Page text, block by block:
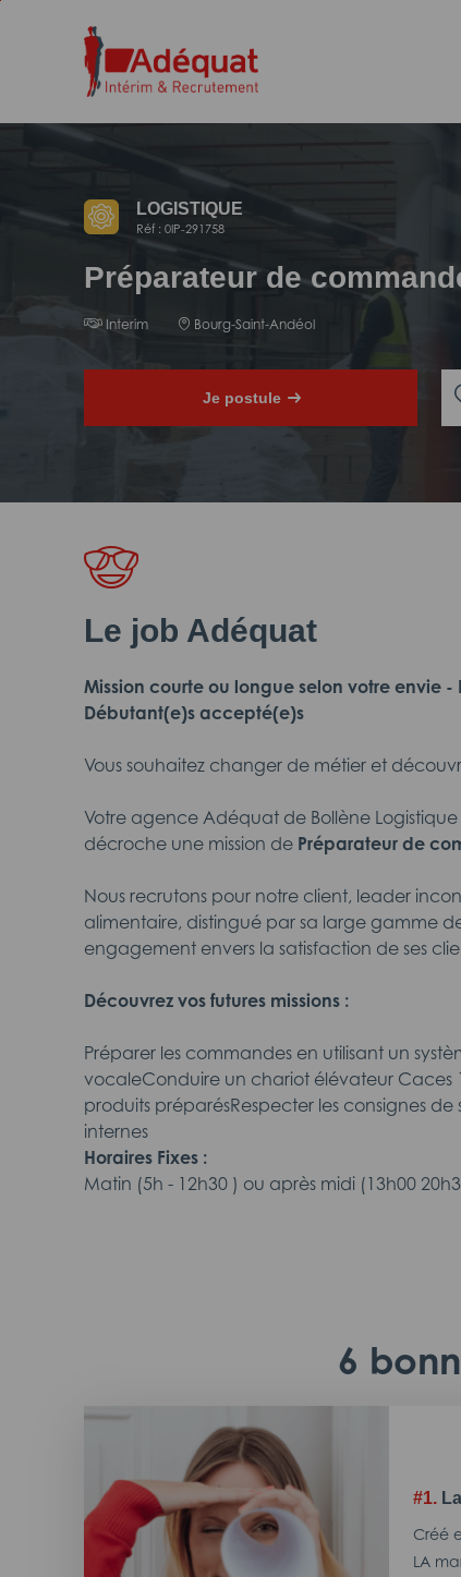
navigation
LOGISTIQUE
Réf : 0IP-291758
Préparateur de
Interim Bourg-Saint-Andéol
Je postule
Le job Adéquat
Mission courte ou longue selon votre envie -
Débutant(e)s accepté(e)s
Vous souhaitez changer de métier et
Votre agence Adéquat de Bollène
décroche une mission de Préparateur de
Nous recrutons pour notre client, leader
alimentaire, distingué par sa large gamme
engagement envers la satisfaction de ses
Découvrez vos futures missions :
Préparer les commandes en utilisant un
vocaleConduire un chariot élévateur Caces
produits préparésRespecter les consignes
internes
Horaires Fixes :
Matin (5h - 12h30 ) ou après midi (13h00
6
#1.
Créé
LA